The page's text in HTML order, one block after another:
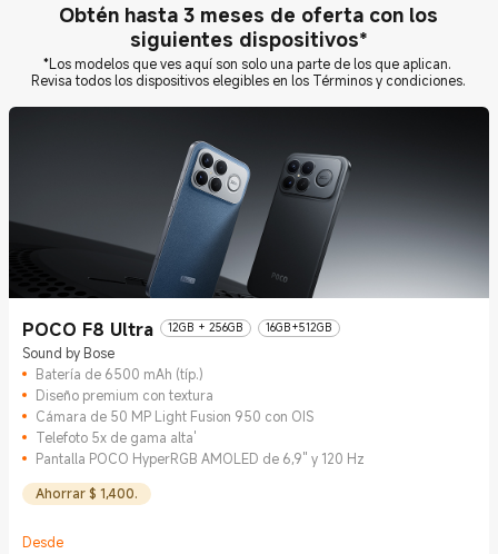
Obtén hasta 3 meses de oferta con los
siguientes dispositivos*
*Los modelos que ves aquí son solo una parte de los que aplican.
Revisa todos los dispositivos elegibles en los Términos y condiciones.
POCO F8 Ultra 12GB + 256GB 16GB+512GB
Sound by Bose
Batería de 6500 mAh (típ.)
Diseño premium con textura
Cámara de 50 MP Light Fusion 950 con OIS
Telefoto 5x de gama alta'
Pantalla POCO HyperRGB AMOLED de 6,9" y 120 Hz
Ahorrar $ 1,400.
Desde